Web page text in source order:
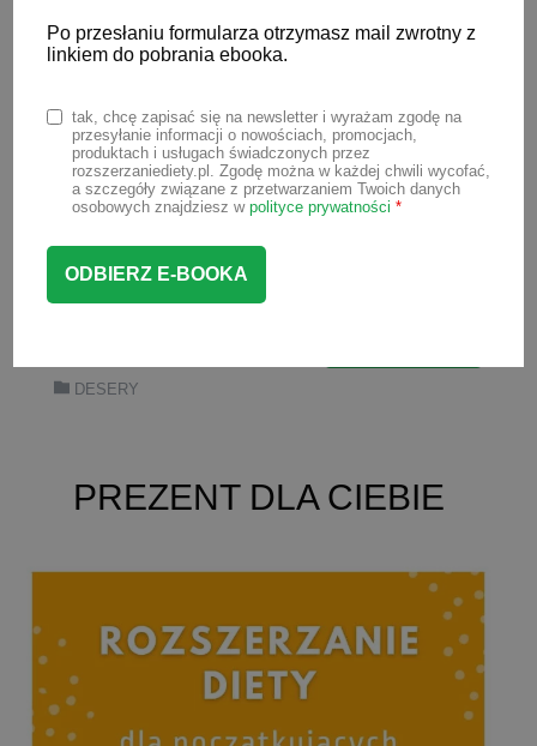
dziecka może okazać się czymś bardzo
interesującym, ze względu na ciekawą
przygotować go z najróżniejszych
owoców np. malin. Maliny dla
niemowlaka w sezonie wybieraj świeże,
a po sezonie możesz postawić na te
mrożone, które też są dobrym
wyborem.
DESERY
PREZENT DLA CIEBIE
Po przesłaniu formularza otrzymasz mail zwrotny z
linkiem do pobrania ebooka.
tak, chcę zapisać się na newsletter i wyrażam zgodę na
przesyłanie informacji o nowościach, promocjach,
produktach i usługach świadczonych przez
rozszerzaniediety.pl. Zgodę można w każdej chwili wycofać,
a szczegóły związane z przetwarzaniem Twoich danych
osobowych znajdziesz w polityce prywatności *